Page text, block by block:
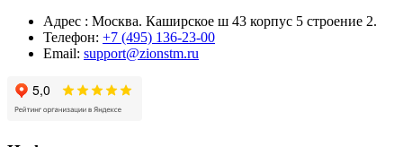
Адрес : Москва. Каширское ш 43 корпус 5 строение 2.
Телефон: +7 (495) 136-23-00
Email: support@zionstm.ru